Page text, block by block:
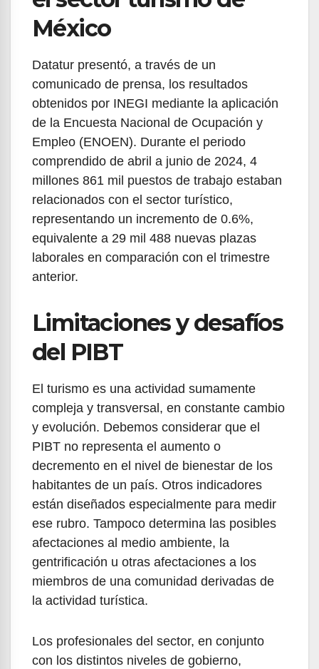
México
Datatur presentó, a través de un
comunicado de prensa, los resultados
obtenidos por INEGI mediante la aplicación
de la Encuesta Nacional de Ocupación y
Empleo (ENOEN). Durante el periodo
comprendido de abril a junio de 2024, 4
millones 861 mil puestos de trabajo estaban
relacionados con el sector turístico,
representando un incremento de 0.6%,
equivalente a 29 mil 488 nuevas plazas
laborales en comparación con el trimestre
anterior.
Limitaciones y desafíos
del PIBT
El turismo es una actividad sumamente
compleja y transversal, en constante cambio
y evolución. Debemos considerar que el
PIBT no representa el aumento o
decremento en el nivel de bienestar de los
habitantes de un país. Otros indicadores
están diseñados especialmente para medir
ese rubro. Tampoco determina las posibles
afectaciones al medio ambiente, la
gentrificación u otras afectaciones a los
miembros de una comunidad derivadas de
la actividad turística.
Los profesionales del sector, en conjunto
con los distintos niveles de gobierno,